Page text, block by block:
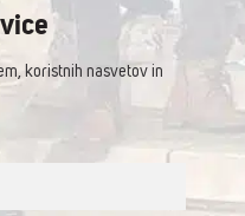
koristnih nasvetov in